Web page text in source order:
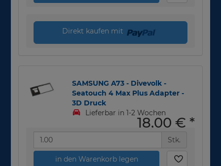
Direkt kaufen mit
SAMSUNG A73 - Divevolk -
Seatouch 4 Max Plus Adapter -
3D Druck
Lieferbar in 1-2 Wochen
18,00 € *
Stk.
in den Warenkorb legen